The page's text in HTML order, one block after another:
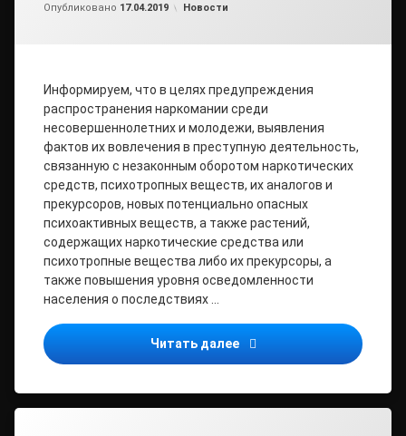
Опубликовано 17.04.2019 Рубрики:
Новости
Информируем, что в целях предупреждения
распространения наркомании среди
несовершеннолетних и молодежи, выявления
фактов их вовлечения в преступную деятельность,
связанную с незаконным оборотом наркотических
средств, психотропных веществ, их аналогов и
прекурсоров, новых потенциально опасных
психоактивных веществ, а также растений,
содержащих наркотические средства или
психотропные вещества либо их прекурсоры, а
также повышения уровня осведомленности
населения о последствиях …
Читать далее 17 апреля 2019 года